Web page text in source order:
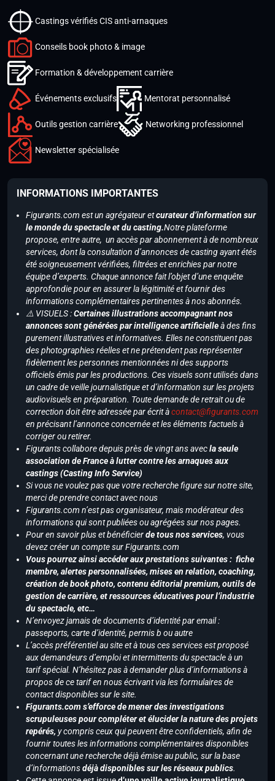
Castings vérifiés CIS anti-arnaques
Conseils book photo & image
Formation & développement carrière
Événements exclusifs Mentorat personnalisé
Outils gestion carrière Networking professionnel
Newsletter spécialisée
INFORMATIONS IMPORTANTES
Figurants.com est un agrégateur etcurateur d’information sur
le monde du spectacle et du casting.Notre plateforme
propose, entre autre, un accès par abonnement à de nombreux
services, dont la consultation d’annonces de casting ayant étés
été soigneusement vérifiées, filtrées et enrichies par notre
équipe d’experts. Chaque annonce fait l’objet d’une enquête
approfondie pour en assurer la légitimité et fournir des
informations complémentaires pertinentes à nos abonnés.
⚠️ VISUELS :Certaines illustrations accompagnant nos
annonces sont générées par intelligence artificielleà des fins
purement illustratives et informatives. Elles ne constituent pas
des photographies réelles et ne prétendent pas représenter
fidèlement les personnes mentionnées ni des supports
officiels émis par les productions. Ces visuels sont utilisés dans
un cadre de veille journalistique et d’information sur les projets
audiovisuels en préparation. Toute demande de retrait ou de
correction doit être adressée par écrit àcontact@figurants.com
en précisant l’annonce concernée et les éléments factuels à
corriger ou retirer.
Figurants collabore depuis près de vingt ans avecla seule
association de France à lutter contre les arnaques aux
castings (Casting Info Service)
Si vous ne voulez pas que votre recherche figure sur notre site,
merci de prendre contact avec nous
Figurants.com n’est pas organisateur, mais modérateur des
informations qui sont publiées ou agrégées sur nos pages.
Pour en savoir plus et bénéficierde tous nos services, vous
devez créer un compte sur Figurants.com
Vous pourrez ainsi accéder aux prestations suivantes : fiche
membre, alertes personnalisées, mises en relation, coaching,
création de book photo, contenu éditorial premium, outils de
gestion de carrière, et ressources éducatives pour l’industrie
du spectacle, etc…
N’envoyez jamais de documents d’identité par email :
passeports, carte d’identité, permis b ou autre
L’accès préférentiel au site et à tous ces services est proposé
aux demandeurs d’emploi et intermittents du spectacle à un
tarif spécial. N’hésitez pas à demander plus d’informations à
propos de ce tarif en nous écrivant via les formulaires de
contact disponibles sur le site.
Figurants.com s’efforce de mener des investigations
scrupuleuses pour compléter et élucider la nature des projets
repérés, y compris ceux qui peuvent être confidentiels, afin de
fournir toutes les informations complémentaires disponibles
concernant une recherche déjà émise au public, sur la base
d’informationsdéjà disponibles sur les réseaux publics.